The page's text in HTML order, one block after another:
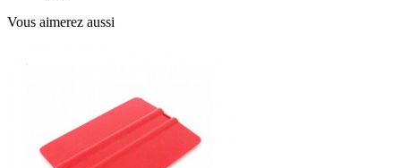
Vous aimerez aussi